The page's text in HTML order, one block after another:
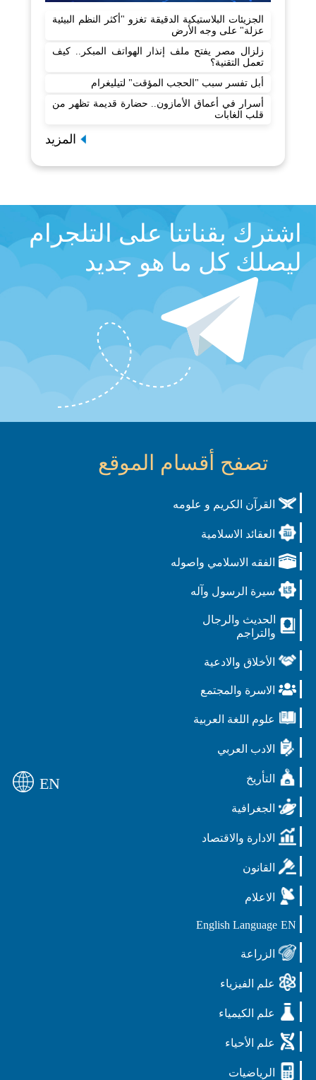
الجزيئات البلاستيكية الدقيقة تغزو "أكثر النظم البيئية
عزلة" على وجه الأرض
زلزال مصر يفتح ملف إنذار الهواتف المبكر.. كيف
تعمل التقنية؟
أبل تفسر سبب "الحجب المؤقت" لتيليغرام
أسرار في أعماق الأمازون.. حضارة قديمة تظهر من
قلب الغابات
المزيد
اشترك بقناتنا على التلجرام
ليصلك كل ما هو جديد
تصفح أقسام الموقع
القرآن الكريم و علومه
العقائد الاسلامية
الفقه الاسلامي واصوله
سيرة الرسول وآله
الحديث والرجال
والتراجم
الأخلاق والادعية
الاسرة والمجتمع
علوم اللغة العربية
الادب العربي
التأريخ
الجغرافية
الادارة والاقتصاد
القانون
الاعلام
EN
English Language
الزراعة
علم الفيزياء
علم الكيمياء
علم الأحياء
الرياضيات
EN